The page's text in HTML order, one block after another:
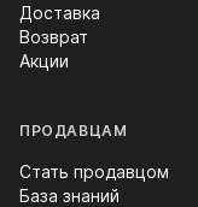
Доставка
Возврат
Акции
ПРОДАВЦАМ
Стать продавцом
База знаний